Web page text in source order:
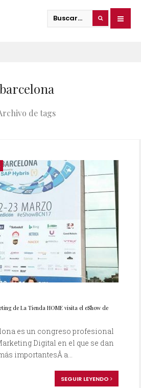
barcelona
de tags
de La Tienda HOME visita el eShow de
es un congreso profesional
Digital en el que se dan
importantesÂ a...
SEGUIR LEYENDO